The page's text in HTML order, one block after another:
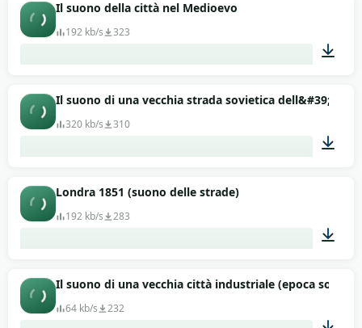
Il suono della città nel Medioevo
192 kb/s 323
10:00
Il suono di una vecchia strada sovietica
320 kb/s 310
Londra 1851 (suono delle strade)
192 kb/s 283
10:00
Il suono di una vecchia città industriale (epoca
64 kb/s 232